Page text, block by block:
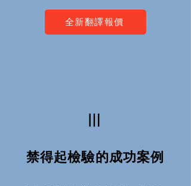
全新翻譯報價
Ⅲ
禁得起檢驗的成功案例